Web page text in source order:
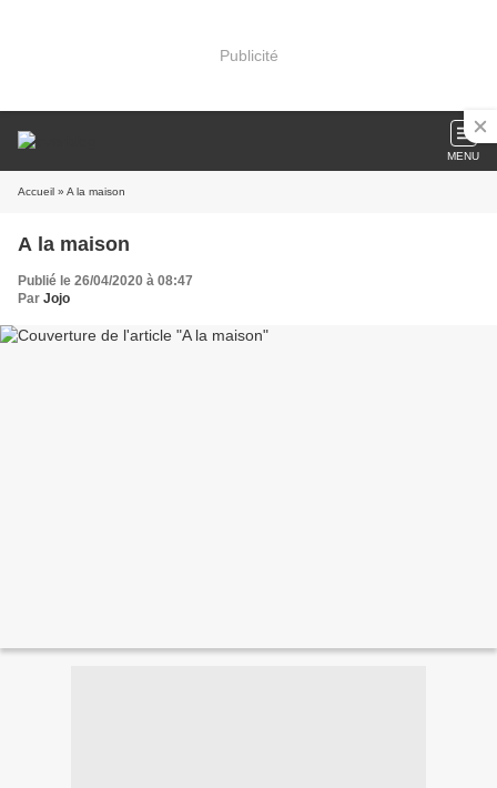
Publicité
MENU
Accueil » A la maison
A la maison
Publié le 26/04/2020 à 08:47
Par Jojo